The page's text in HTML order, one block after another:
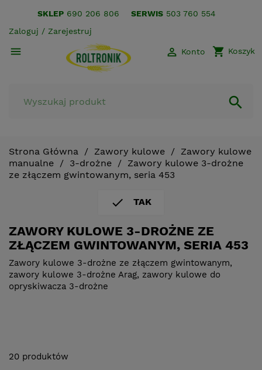
SKLEP 690 206 806 SERWIS 503 760 554
Zaloguj / Zarejestruj
 shopping_cart Koszyk
 Konto

Strona Główna Zawory kulowe
Zawory kulowe
manualne
3-drożne
Zawory kulowe 3-drożne
ze złączem gwintowanym, seria 453
 TAK
ZAWORY KULOWE 3-DROŻNE ZE
ZŁĄCZEM GWINTOWANYM, SERIA 453
Zawory kulowe 3-drożne ze złączem gwintowanym,
zawory kulowe 3-drożne Arag, zawory kulowe do
opryskiwacza 3-drożne
20 produktów